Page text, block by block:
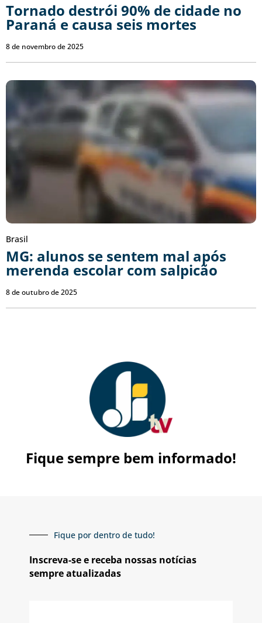
Tornado destrói 90% de cidade no
Paraná e causa seis mortes
8 de novembro de 2025
Brasil
MG: alunos se sentem mal após
merenda escolar com salpicão
8 de outubro de 2025
Fique sempre bem informado!
Fique por dentro de tudo!
Inscreva-se e receba nossas notícias
sempre atualizadas